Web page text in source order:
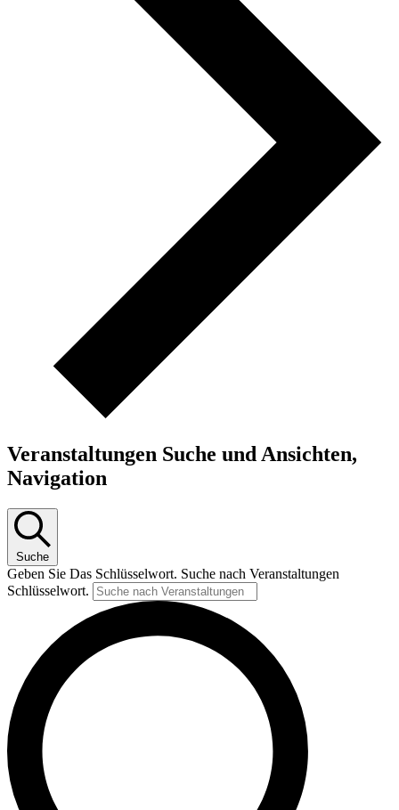
Veranstaltungen Suche und Ansichten,
Navigation
Suche
Geben Sie Das Schlüsselwort. Suche nach Veranstaltungen
Schlüsselwort.